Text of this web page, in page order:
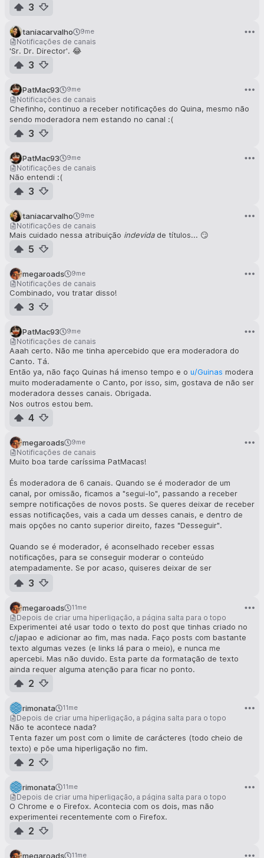
3
taniacarvalho 9me
Notificações de canais
'Sr. Dr. Director'. 😂
3
PatMac93 9me
Notificações de canais
Chefinho, continuo a receber notificações do Quina, mesmo não
sendo moderadora nem estando no canal :(
3
PatMac93 9me
Notificações de canais
Não entendi :(
3
taniacarvalho 9me
Notificações de canais
Mais cuidado nessa atribuição indevidade títulos... 😏
5
megaroads 9me
Notificações de canais
Combinado, vou tratar disso!
3
PatMac93 9me
Notificações de canais
Aaah certo. Não me tinha apercebido que era moderadora do
Canto. Tá.
Então ya, não faço Quinas há imenso tempo e o u/Guinas modera
muito moderadamente o Canto, por isso, sim, gostava de não ser
moderadora desses canais. Obrigada.
Nos outros estou bem.
4
megaroads 9me
Notificações de canais
Muito boa tarde caríssima PatMacas!
És moderadora de 6 canais. Quando se é moderador de um
canal, por omissão, ficamos a "segui-lo", passando a receber
sempre notificações de novos posts. Se queres deixar de receber
essas notificações, vais a cada um desses canais, e dentro de
mais opções no canto superior direito, fazes "Desseguir".
Quando se é moderador, é aconselhado receber essas
notificações, para se conseguir moderar o conteúdo
atempadamente. Se por acaso, quiseres deixar de ser
moderadora de algum desses canais que eu por acaso esteja a
administrar, é só dizer.
3
megaroads 11me
Depois de criar uma hiperligação, a página salta para o topo
Experimentei até usar todo o texto do post que tinhas criado no
c/japao e adicionar ao fim, mas nada. Faço posts com bastante
texto algumas vezes (e links lá para o meio), e nunca me
apercebi. Mas não duvido. Esta parte da formatação de texto
ainda requer alguma atenção para ficar no ponto.
2
rimonata 11me
Depois de criar uma hiperligação, a página salta para o topo
Não te acontece nada?
Tenta fazer um post com o limite de carácteres (todo cheio de
texto) e põe uma hiperligação no fim.
2
rimonata 11me
Depois de criar uma hiperligação, a página salta para o topo
O Chrome e o Firefox. Acontecia com os dois, mas não
experimentei recentemente com o Firefox.
2
megaroads 11me